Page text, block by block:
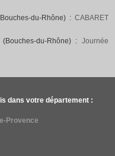
du-Rhône) : CABARET
du-Rhône) : Journée
dans votre département :
Provence